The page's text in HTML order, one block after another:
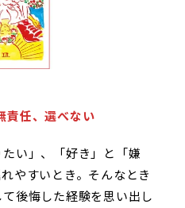
任、選べない
たい」、「好き」と「嫌
やすいとき。そんなとき
後悔した経験を思い出し